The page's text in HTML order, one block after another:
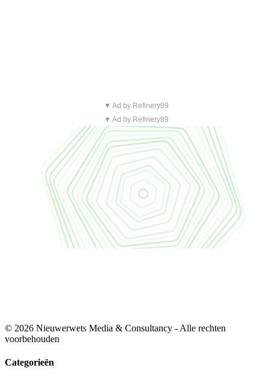
▼ Ad by Refinery89
▼ Ad by Refinery89
© 2026 Nieuwerwets Media & Consultancy - Alle rechten
voorbehouden
Categorieën